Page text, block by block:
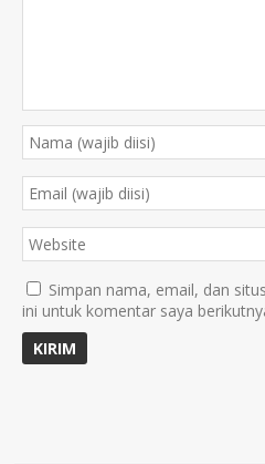
Simpan nama, email, dan
ini untuk komentar saya